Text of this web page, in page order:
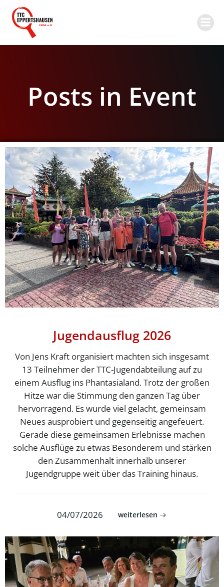
Posts in Event
Jugendausflug 2026
Von Jens Kraft organisiert machten sich insgesamt
13 Teilnehmer der TTC-Jugendabteilung auf zu
einem Ausflug ins Phantasialand. Trotz der großen
Hitze war die Stimmung den ganzen Tag über
hervorragend. Es wurde viel gelacht, gemeinsam
Neues ausprobiert und gegenseitig angefeuert.
Gerade diese gemeinsamen Erlebnisse machen
solche Ausflüge zu etwas Besonderem und stärken
den Zusammenhalt innerhalb unserer
Jugendgruppe weit über das Training hinaus.
04/07/2026 weiterlesen